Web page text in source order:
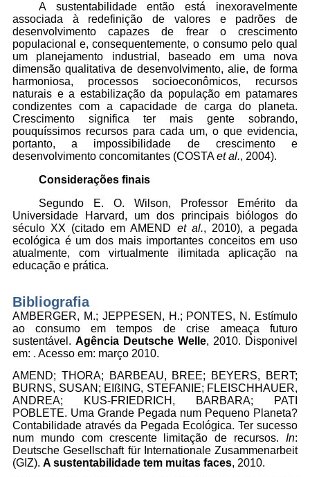
A sustentabilidade então está inexoravelmente
associada à redefinição de valores e padrões de
desenvolvimento capazes de frear o crescimento
populacional e, consequentemente, o consumo pelo qual
um planejamento industrial, baseado em uma nova
dimensão qualitativa de desenvolvimento, alie, de forma
harmoniosa, processos socioeconômicos, recursos
naturais e a estabilização da população em patamares
condizentes com a capacidade de carga do planeta.
Crescimento significa ter mais gente sobrando,
pouquíssimos recursos para cada um, o que evidencia,
portanto, a impossibilidade de crescimento e
desenvolvimento concomitantes (COSTAet al., 2004).
Considerações finais
Segundo E. O. Wilson, Professor Emérito da
Universidade Harvard, um dos principais biólogos do
século XX (citado em AMEND et al., 2010), a pegada
ecológica é um dos mais importantes conceitos em uso
atualmente, com virtualmente ilimitada aplicação na
educação e prática.
Bibliografia
AMBERGER, M.; JEPPESEN, H.; PONTES, N. Estímulo
ao consumo em tempos de crise ameaça futuro
sustentável. Agência Deutsche Welle, 2010. Disponivel
em: . Acesso em: março 2010.
AMEND; THORA; BARBEAU, BREE; BEYERS, BERT;
BURNS, SUSAN; EIßING, STEFANIE; FLEISCHHAUER,
ANDREA; KUS-FRIEDRICH, BARBARA; PATI
POBLETE. Uma Grande Pegada num Pequeno Planeta?
Contabilidade através da Pegada Ecológica. Ter sucesso
num mundo com crescente limitação de recursos. In:
Deutsche Gesellschaft für Internationale Zusammenarbeit
(GIZ). A sustentabilidade tem muitas faces, 2010.